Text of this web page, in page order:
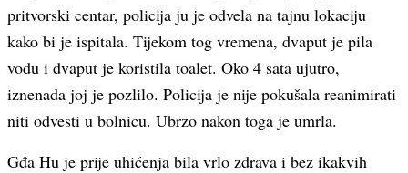
pritvorski centar, policija ju je odvela na tajnu lokaciju
kako bi je ispitala. Tijekom tog vremena, dvaput je pila
vodu i dvaput je koristila toalet. Oko 4 sata ujutro,
iznenada joj je pozlilo. Policija je nije pokušala reanimirati
niti odvesti u bolnicu. Ubrzo nakon toga je umrla.
Gđa Hu je prije uhićenja bila vrlo zdrava i bez ikakvih